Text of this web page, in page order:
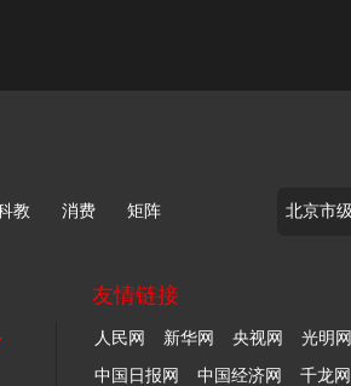
教 消费 矩阵
友情链接
人民网 新华网 央视网 光明网
中国日报网
中国经济网 千龙网